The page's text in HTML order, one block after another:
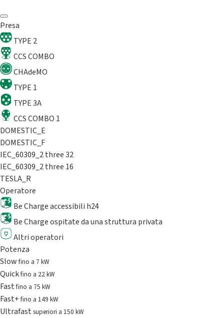
Presa
TYPE 2
CCS COMBO
CHAdeMO
TYPE 1
TYPE 3A
CCS COMBO 1
DOMESTIC_E
DOMESTIC_F
IEC_60309_2 three 32
IEC_60309_2 three 16
TESLA_R
Operatore
Be Charge accessibili h24
Be Charge ospitate da una struttura privata
Altri operatori
Potenza
Slowfino a 7 kW
Quickfino a 22 kW
Fastfino a 75 kW
Fast+fino a 149 kW
Ultrafast superiori a 150 kW